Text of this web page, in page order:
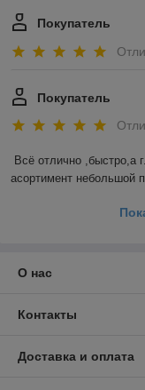
Покупатель
Покупатель
Всё отлично ,быстро,а
асортимент небольшой
О нас
Контакты
Доставка и оплата